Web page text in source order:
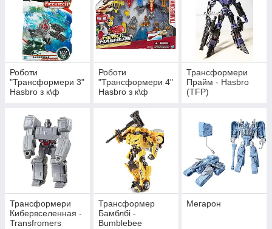
Роботи
"Трансформери 3"
Hasbro з к\ф
Роботи
"Трансформери 4"
Hasbro з к\ф
Истребеления"
Трансформери
Прайм - Hasbro
(TFP)
Трансформери
Кибервселенная -
Transfromers
Трансформер
Бамблбі -
Bumblebee
Мегарон